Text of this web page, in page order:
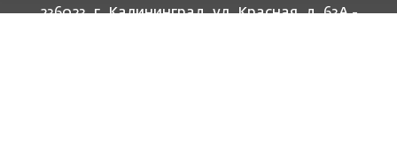
236023, г. Калининград, ул. Красная, д. 63А -